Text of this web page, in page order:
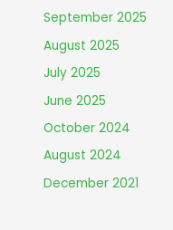
September 2025
August 2025
July 2025
June 2025
October 2024
August 2024
December 2021